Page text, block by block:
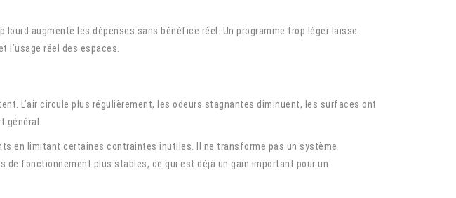
lourd augmente les dépenses sans bénéfice réel. Un programme trop léger laisse
l’usage réel des espaces.
L’air circule plus régulièrement, les odeurs stagnantes diminuent, les surfaces ont
général.
en limitant certaines contraintes inutiles. Il ne transforme pas un système
fonctionnement plus stables, ce qui est déjà un gain important pour un